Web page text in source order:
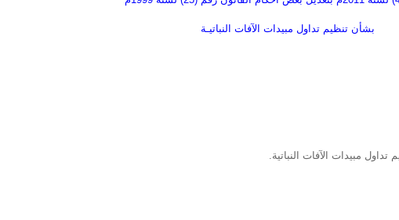
بشأن تنظيم تداول مبيدات الآفات النباتيـة